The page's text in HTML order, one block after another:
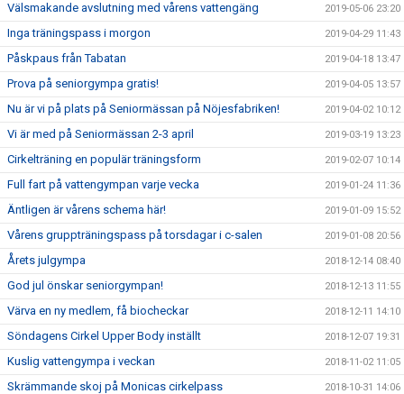
Välsmakande avslutning med vårens vattengäng 2019-05-06 23:20
Inga träningspass i morgon 2019-04-29 11:43
Påskpaus från Tabatan 2019-04-18 13:47
Prova på seniorgympa gratis! 2019-04-05 13:57
Nu är vi på plats på Seniormässan på Nöjesfabriken! 2019-04-02 10:12
Vi är med på Seniormässan 2-3 april 2019-03-19 13:23
Cirkelträning en populär träningsform 2019-02-07 10:14
Full fart på vattengympan varje vecka 2019-01-24 11:36
Äntligen är vårens schema här! 2019-01-09 15:52
Vårens gruppträningspass på torsdagar i c-salen 2019-01-08 20:56
Årets julgympa 2018-12-14 08:40
God jul önskar seniorgympan! 2018-12-13 11:55
Värva en ny medlem, få biocheckar 2018-12-11 14:10
Söndagens Cirkel Upper Body inställt 2018-12-07 19:31
Kuslig vattengympa i veckan 2018-11-02 11:05
Skrämmande skoj på Monicas cirkelpass 2018-10-31 14:06